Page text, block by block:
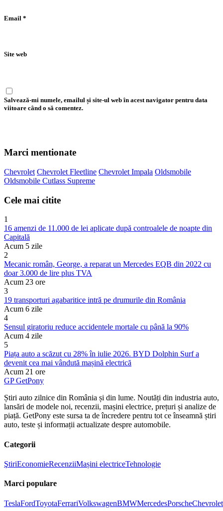
Email *
Site web
Salvează-mi numele, emailul și site-ul web în acest navigator pentru data
viitoare când o să comentez.
Marci mentionate
Chevrolet Chevrolet Fleetline Chevrolet Impala Oldsmobile
Oldsmobile Cutlass Supreme
Cele mai citite
1
16 amenzi de 11.000 de lei aplicate după controalele de noapte din
Capitală
Acum 5 zile
2
Mecanic român, George, a reparat un Mercedes EQB din 2022 cu
doar 3.000 de lire plus TVA
Acum 23 ore
3
19 transporturi agabaritice intră pe drumurile din România
Acum 6 zile
4
Sensul giratoriu reduce accidentele mortale cu până la 90%
Acum 4 zile
5
Piața auto a scăzut cu 28% în iulie 2026. BYD Dolphin Surf a
devenit cea mai vândută mașină electrică
Acum 21 ore
GPGetPony
Știri auto zilnice din România și din lume. Noutăți din industria auto,
lansări de modele noi, recenzii, mașini electrice, prețuri și analize de
piață. GetPony este sursa ta de încredere pentru tot ce înseamnă știri
auto, teste și informații actualizate despre automobile.
Categorii
ŞtiriEconomieRecenziiMașini electriceTehnologie
Marci populare
TeslaFordToyotaFerrariVolkswagenBMWMercedesPorscheChevrolet